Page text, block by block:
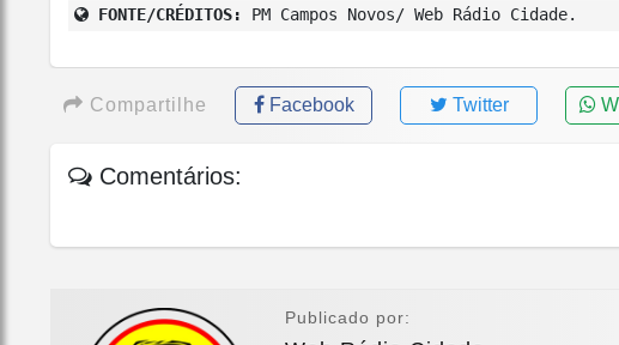
FONTE/CRÉDITOS: PM Campos Novos/ Web Rádio Cidade.
Compartilhe Facebook Twitter
Comentários:
Publicado por: